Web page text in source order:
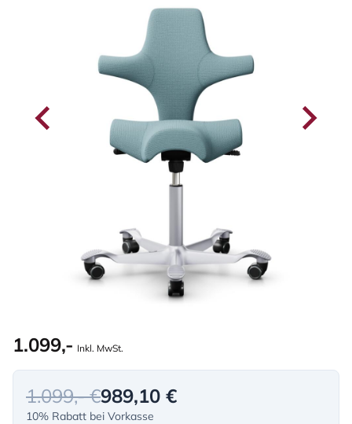
1.099,- Inkl. MwSt.
1.099,- €989,10 €
10% Rabatt bei Vorkasse